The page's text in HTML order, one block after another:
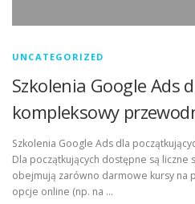
UNCATEGORIZED
Szkolenia Google Ads
kompleksowy
Szkolenia Google Ads dla
Dla początkujących dostępne są liczne
obejmują zarówno darmowe kursy na
opcje online (np. na …